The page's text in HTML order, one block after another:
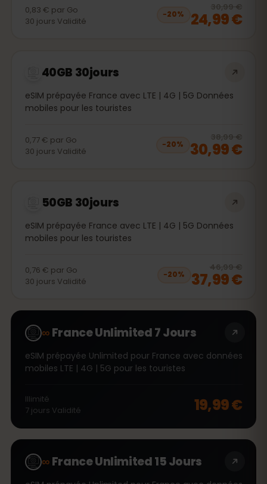
0,83 € par Go
30 jours Validité
−20%
30,99 €
24,99 €
40GB 30jours
eSIM prépayée France avec LTE | 4G | 5G Données
mobiles pour les touristes
0,77 € par Go
30 jours Validité
−20%
38,99 €
30,99 €
50GB 30jours
eSIM prépayée France avec LTE | 4G | 5G Données
mobiles pour les touristes
0,76 € par Go
30 jours Validité
−20%
46,99 €
37,99 €
∞France Unlimited 7 Jours
eSIM prépayée Unlimited pour France avec données
mobiles LTE | 4G | 5G pour les touristes
Illimité
7 jours Validité 19,99 €
∞France Unlimited 15 Jours